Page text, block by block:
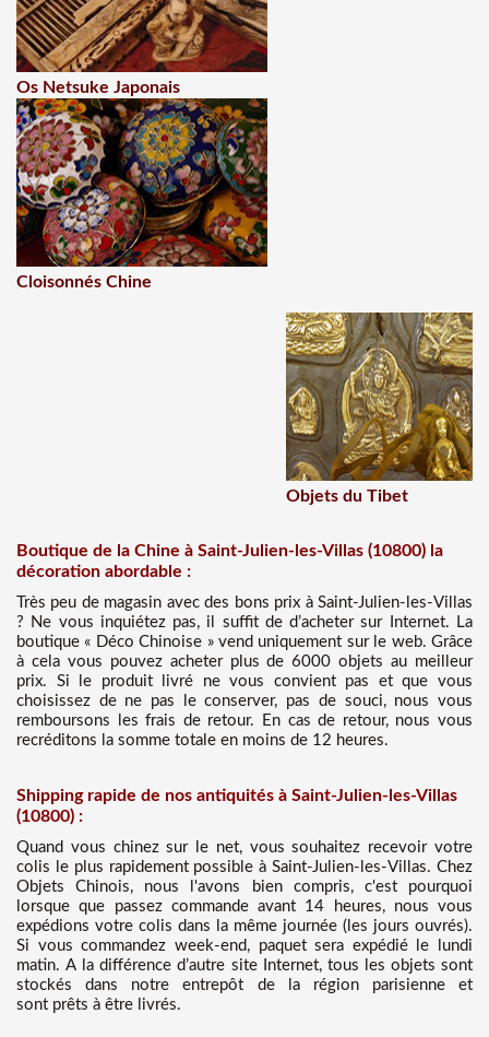
Os Netsuke Japonais
Cloisonnés Chine
Objets du Tibet
Boutique de la Chine à Saint-Julien-les-Villas (10800) la
décoration abordable :
Très peu de magasin avec des bons prix à Saint-Julien-les-Villas
? Ne vous inquiétez pas, il suffit de d’acheter sur Internet. La
boutique « Déco Chinoise » vend uniquement sur le web. Grâce
à cela vous pouvez acheter plus de 6000 objets au meilleur
prix. Si le produit livré ne vous convient pas et que vous
choisissez de ne pas le conserver, pas de souci, nous vous
remboursons les frais de retour. En cas de retour, nous vous
recréditons la somme totale en moins de 12 heures.
Shipping rapide de nos antiquités à Saint-Julien-les-Villas
(10800) :
Quand vous chinez sur le net, vous souhaitez recevoir votre
colis le plus rapidement possible à Saint-Julien-les-Villas. Chez
Objets Chinois, nous l'avons bien compris, c'est pourquoi
lorsque que passez commande avant 14 heures, nous vous
expédions votre colis dans la même journée (les jours ouvrés).
Si vous commandez week-end, paquet sera expédié le lundi
matin. A la différence d’autre site Internet, tous les objets sont
stockés dans notre entrepôt de la région parisienne et
sont prêts à être livrés.